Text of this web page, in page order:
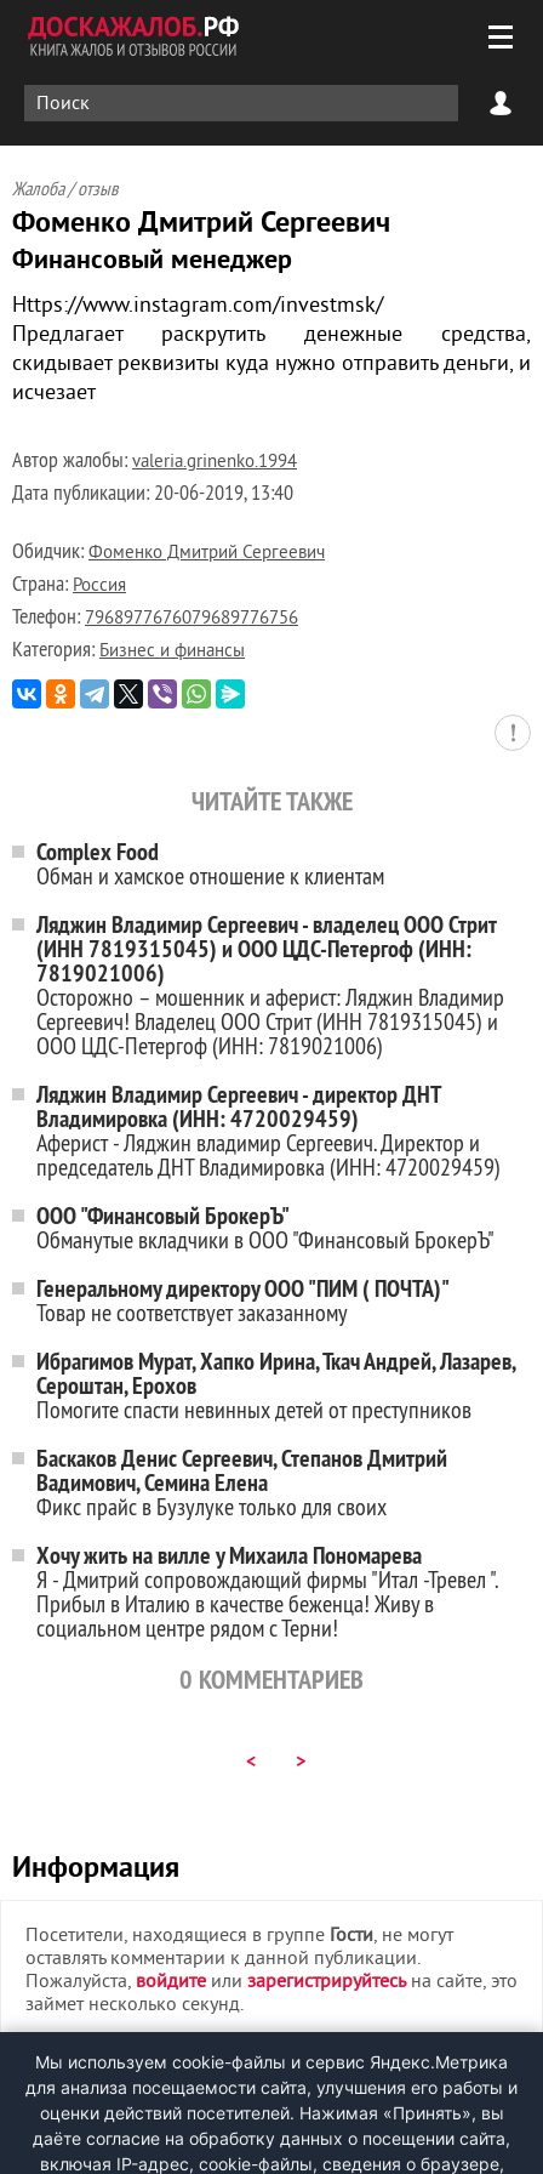
Жалоба / отзыв
Фоменко Дмитрий Сергеевич
Финансовый менеджер
Https://www.instagram.com/investmsk/
Предлагает раскрутить денежные средства,
скидывает реквизиты куда нужно отправить деньги, и
исчезает
Автор жалобы: valeria.grinenko.1994
Дата публикации: 20-06-2019, 13:40
Обидчик: Фоменко Дмитрий Сергеевич
Страна: Россия
Телефон: 7968977676079689776756
Категория: Бизнес и финансы
ЧИТАЙТЕ ТАКЖЕ
Complex Food
Обман и хамское отношение к клиентам
Ляджин Владимир Сергеевич - владелец ООО Стрит
(ИНН 7819315045) и ООО ЦДС-Петергоф (ИНН:
7819021006)
Осторожно – мошенник и аферист: Ляджин Владимир
Сергеевич! Владелец ООО Стрит (ИНН 7819315045) и
ООО ЦДС-Петергоф (ИНН: 7819021006)
Ляджин Владимир Сергеевич - директор ДНТ
Владимировка (ИНН: 4720029459)
Аферист - Ляджин владимир Сергеевич. Директор и
председатель ДНТ Владимировка (ИНН: 4720029459)
ООО "Финансовый БрокерЪ"
Обманутые вкладчики в ООО "Финансовый БрокерЪ"
Генеральному директору ООО "ПИМ ( ПОЧТА)"
Товар не соответствует заказанному
Ибрагимов Мурат, Хапко Ирина, Ткач Андрей, Лазарев,
Сероштан, Ерохов
Помогите спасти невинных детей от преступников
Баскаков Денис Сергеевич, Степанов Дмитрий
Вадимович, Семина Елена
Фикс прайс в Бузулуке только для своих
Хочу жить на вилле у Михаила Пономарева
Я - Дмитрий сопровождающий фирмы "Итал -Тревел ".
Прибыл в Италию в качестве беженца! Живу в
социальном центре рядом с Терни!
0 КОММЕНТАРИЕВ
< >
Информация
Посетители, находящиеся в группе Гости, не могут
оставлять комментарии к данной публикации.
Пожалуйста, войдите или зарегистрируйтесьна сайте, это
займет несколько секунд.
ВХОД
РЕГИСТРАЦИЯ
Мы используем cookie-файлы и сервис Яндекс.Метрика
для анализа посещаемости сайта, улучшения его работы и
оценки действий посетителей. Нажимая «Принять», вы
даёте согласие на обработку данных о посещении сайта,
включая IP-адрес, cookie-файлы, сведения о браузере,